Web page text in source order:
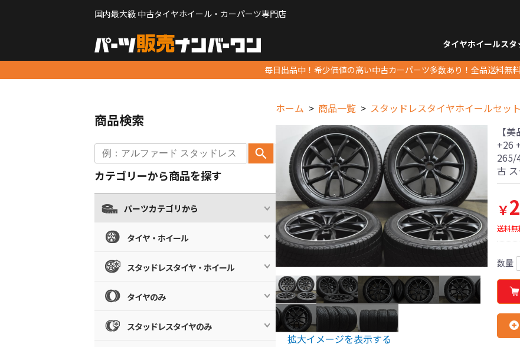
国内最大級 中古タイヤホイール・カーパーツ専門店
タイヤホイールスタ
毎日出品中！希少価値の高い中古カーパーツ多数あり！全品送料無料
ホーム 商品一覧 スタッドレスタイヤホイールセット
拡大イメージを表示する
【
+26
265/
古
￥
送料無
数量
商品検索
カテゴリーから商品を探す
パーツカテゴリから
タイヤ・ホイール
スタッドレスタイヤ・ホイール
タイヤのみ
スタッドレスタイヤのみ